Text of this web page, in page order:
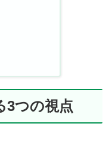
3つの視点